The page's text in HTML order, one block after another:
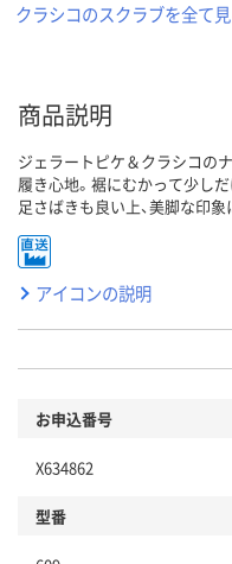
クラシコのスクラブを全て
商品説明
ジェラートピケ＆クラシコの
履き心地。裾にむかって少し
足さばきも良い上、美脚な印象
アイコンの説明
お申込番号
X634862
型番